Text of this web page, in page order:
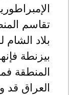
تقاسم
بلاد
بيزنطة
المنطقة
العراق قد